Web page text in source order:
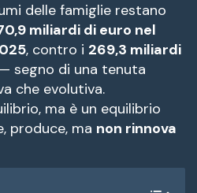
delle famiglie restano
miliardi di euro nel
, contro i 269,3 miliardi
segno di una tenuta
che evolutiva.
ma è un equilibrio
produce, ma non rinnova